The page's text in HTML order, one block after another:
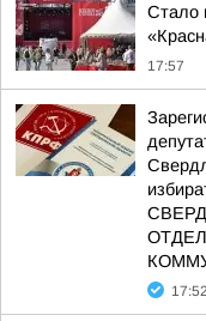
Стало
17:57
17:52